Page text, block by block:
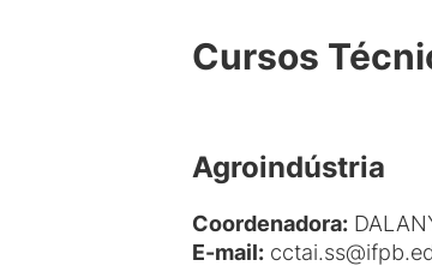
Cursos
Agroindústria
Coordenadora:
E-mail: